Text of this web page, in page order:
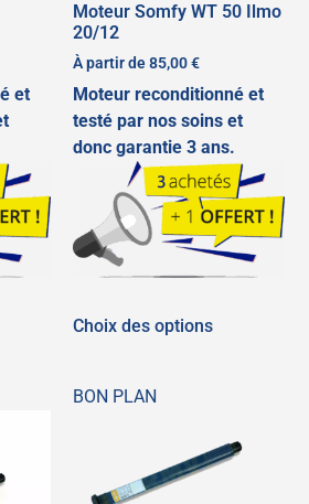
et
Moteur Somfy WT 50 Ilmo
20/12
À partir de85,00€
Moteur reconditionné et
testé par nos soins et
donc garantie 3 ans.
Choix des options
BON PLAN